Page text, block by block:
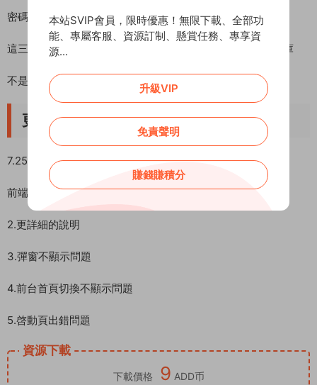
密碼
這三者與七彩後端的數據庫配置一緻。也就是共用一個數據庫
不是寶塔的話 自己弄咯 應該是需要改數據庫地址的。
更新說明
7.25：1.
前端不需要付費插件
2.更詳細的說明
3.彈窗不顯示問題
4.前台首頁切換不顯示問題
5.啓動頁出錯問題
資源下載
下載價格 9 ADD币
本站SVIP會員，限時優惠！無限下載、全部功
能、專屬客服、資源訂制、懸賞任務、專享資
源...
升級VIP
免責聲明
賺錢賺積分